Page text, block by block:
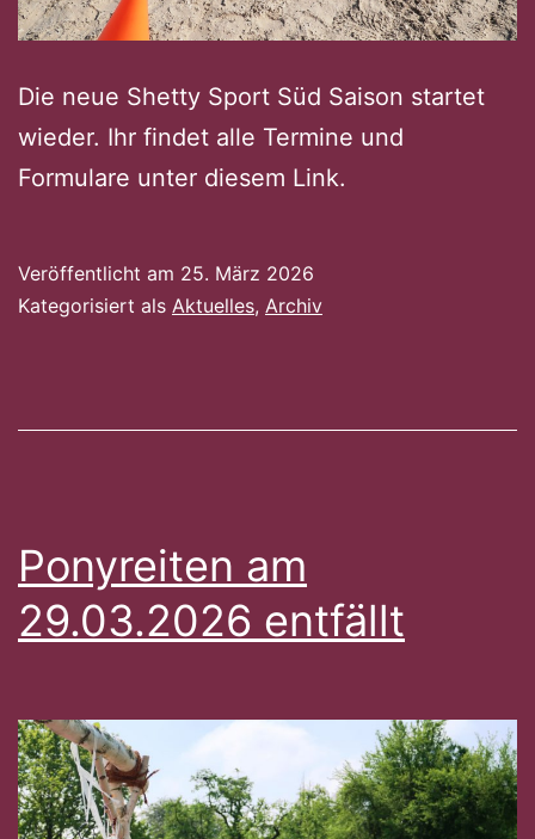
Die neue Shetty Sport Süd Saison startet
wieder. Ihr findet alle Termine und
Formulare unter diesem Link.
Veröffentlicht am 25. März 2026
Kategorisiert als Aktuelles, Archiv
Ponyreiten am
29.03.2026 entfällt